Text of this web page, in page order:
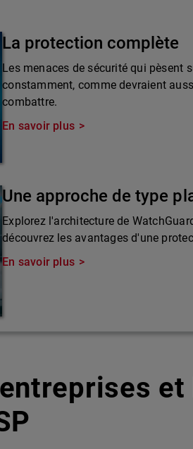
La protection complète
Les menaces de sécurité qui pèsent
constamment, comme devraient
combattre.
En savoir plus
Une approche de type
Explorez l'architecture de
découvrez les avantages d'une
En savoir plus